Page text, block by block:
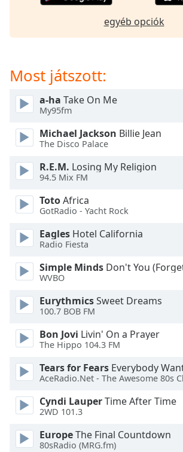
Fullscreen
modal
window.
Beginning
dialog
window.
cancel
and
close
window.
Text
Color
Opacity
Color
egyéb opciók
Most játszott:
a-ha Take On Me
My95fm
Michael Jackson Billie Jean
The Disco Palace
R.E.M. Losing My Religion
94.5 Mix FM
TotoAfrica
GotRadio - Yacht Rock
Eagles Hotel California
Radio Fiesta
Simple Minds Don't You
WVBO
EurythmicsSweet Dreams
100.7 BOB FM
Bon Jovi Livin' On a Prayer
The Hippo 104.3 FM
Tears for Fears Everybody Wants
AceRadio.Net - The Awesome 80s
Cyndi LauperTime After Time
2WD 101.3
EuropeThe Final Countdown
80sRadio (MRG.fm)